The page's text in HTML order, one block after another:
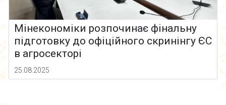
Мінекономіки розпочинає фінальну
підготовку до офіційного скринінгу ЄС
в агросекторі
25.08.2025